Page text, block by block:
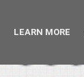
LEARN MORE